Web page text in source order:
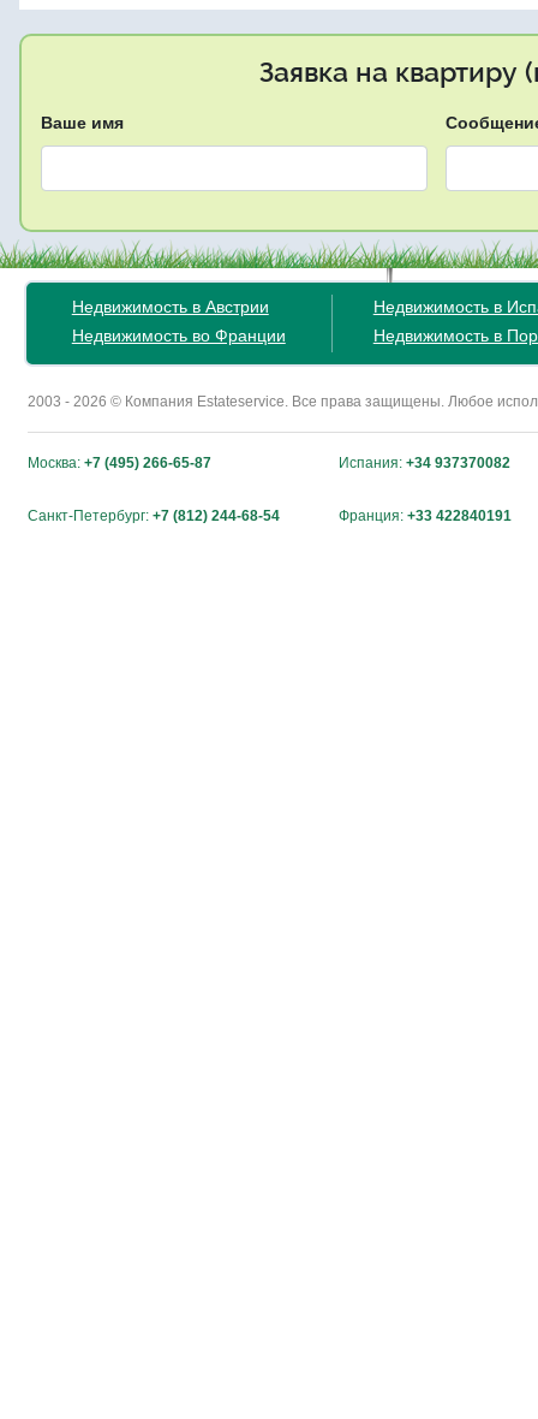
Заявка на квартиру
Ваше имя
Недвижимость в Австрии
Недвижимость во Франции
Недвижимость в
Недвижимость в
2003 - 2026 © Компания Estateservice. Все права защищены. Любое
Москва: +7 (495) 266-65-87 Испания: +34 937370082
Санкт-Петербург: +7 (812) 244-68-54 Франция: +33 422840191